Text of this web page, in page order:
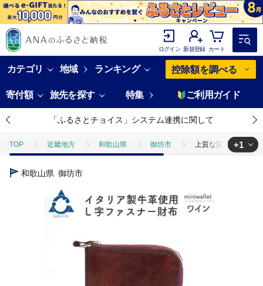
ログイン 新規登録 カート
カテゴリ 地域 ランキング 控除額を調べる
寄付額 旅先を探す 特集 ご利用ガイド
「ふるさとチョイス」システム連携に関して
TOP 近畿地方 和歌山県 御坊市 上質な質感が魅力！
TOP
+1
和歌山県 御坊市